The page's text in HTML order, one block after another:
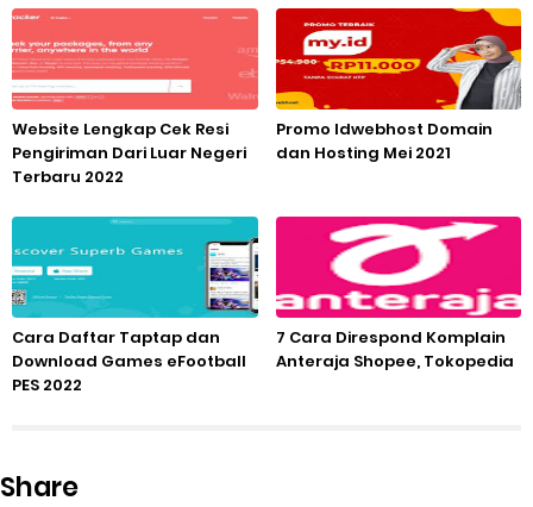
Website Lengkap Cek Resi
Pengiriman Dari Luar Negeri
Terbaru 2022
Promo Idwebhost Domain
dan Hosting Mei 2021
Cara Daftar Taptap dan
Download Games eFootball
PES 2022
7 Cara Direspond Komplain
Anteraja Shopee, Tokopedia
Share